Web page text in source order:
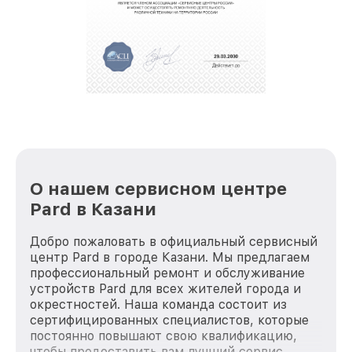
За годы своей деятельности мы получали только
репутацию. Мы постоянно совершенствуемся и
стараемся каждый день делать наш сервис еще
О нашем сервисном центре
Pard в Казани
Добро пожаловать в официальный сервисный
центр Pard в городе Казани. Мы предлагаем
профессиональный ремонт и обслуживание
устройств Pard для всех жителей города и
окрестностей. Наша команда состоит из
сертифицированных специалистов, которые
постоянно повышают свою квалификацию,